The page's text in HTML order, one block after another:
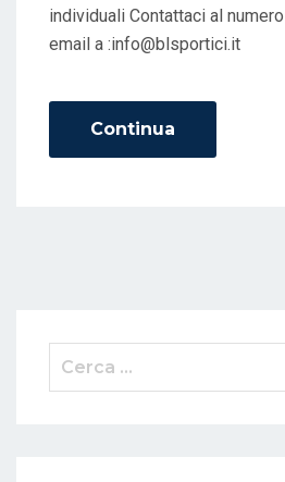
individuali Contattaci al
email a :info@blsportici.it
Continua
Cerca: